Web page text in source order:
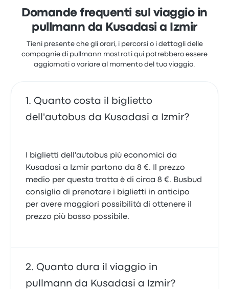
Uludağ per questo viaggio partono da 8 €
Domande frequenti sul viaggio in
pullmann da Kusadasi a Izmir
Tieni presente che gli orari, i percorsi o i dettagli delle
compagnie di pullmann mostrati qui potrebbero essere
aggiornati o variare al momento del tuo viaggio.
Quanto costa il biglietto
dell'autobus da Kusadasi a Izmir?
I biglietti dell'autobus più economici da
Kusadasi a Izmir partono da 8 €. Il prezzo
medio per questa tratta è di circa 8 €. Busbud
consiglia di prenotare i biglietti in anticipo
per avere maggiori possibilità di ottenere il
prezzo più basso possibile.
Quanto dura il viaggio in
pullmann da Kusadasi a Izmir?